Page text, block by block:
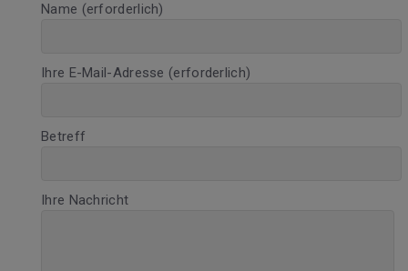
Name (erforderlich)
Ihre E-Mail-Adresse (erforderlich)
Betreff
Ihre Nachricht